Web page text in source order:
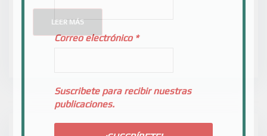
LEER MÁS
Correo electrónico *
Suscribete para recibir nuestras
publicaciones.